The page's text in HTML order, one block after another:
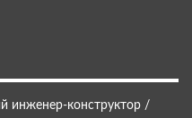
инженер-конструктор /